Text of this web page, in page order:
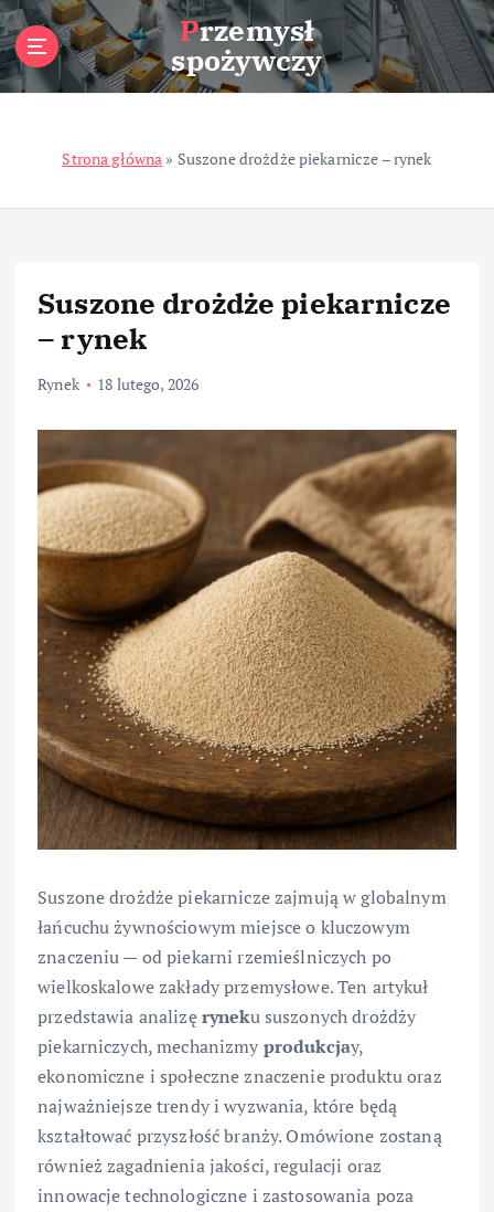
S
k
i
p
n
Przemysł
spożywczy
Strona główna » Suszone drożdże piekarnicze – rynek
Suszone drożdże piekarnicze
– rynek
Rynek 18 lutego, 2026
Suszone drożdże piekarnicze zajmują w globalnym
łańcuchu żywnościowym miejsce o kluczowym
znaczeniu — od piekarni rzemieślniczych po
wielkoskalowe zakłady przemysłowe. Ten artykuł
przedstawia analizęryneku suszonych drożdży
piekarniczych, mechanizmy produkcjay,
ekonomiczne i społeczne znaczenie produktu oraz
najważniejsze trendy i wyzwania, które będą
kształtować przyszłość branży. Omówione zostaną
również zagadnienia jakości, regulacji oraz
innowacje technologiczne i zastosowania poza